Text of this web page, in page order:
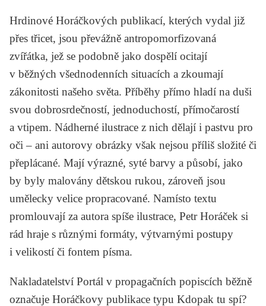
Hrdinové Horáčkových publikací, kterých vydal již
přes třicet, jsou převážně antropomorfizovaná
zvířátka, jež se podobně jako dospělí ocitají
v běžných všednodenních situacích a zkoumají
zákonitosti našeho světa. Příběhy přímo hladí na duši
svou dobrosrdečností, jednoduchostí, přímočarostí
a vtipem. Nádherné ilustrace z nich dělají i pastvu pro
oči – ani autorovy obrázky však nejsou příliš složité či
přeplácané. Mají výrazné, syté barvy a působí, jako
by byly malovány dětskou rukou, zároveň jsou
umělecky velice propracované. Namísto textu
promlouvají za autora spíše ilustrace, Petr Horáček si
rád hraje s různými formáty, výtvarnými postupy
i velikostí či fontem písma.
Nakladatelství Portál v propagačních popiscích běžně
označuje Horáčkovy publikace typu Kdopak tu spí?